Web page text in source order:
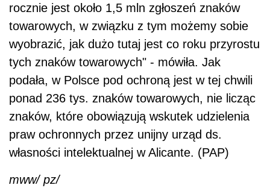
rocznie jest około 1,5 mln zgłoszeń znaków
towarowych, w związku z tym możemy sobie
wyobrazić, jak dużo tutaj jest co roku przyrostu
tych znaków towarowych" - mówiła. Jak
podała, w Polsce pod ochroną jest w tej chwili
ponad 236 tys. znaków towarowych, nie licząc
znaków, które obowiązują wskutek udzielenia
praw ochronnych przez unijny urząd ds.
własności intelektualnej w Alicante. (PAP)
mww/ pz/